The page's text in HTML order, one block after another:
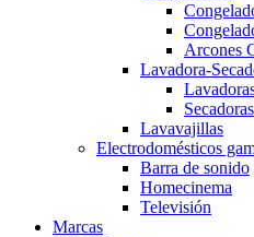
Arcones
Lavadora-
Secadoras
Lavavajillas
Electrodomésticos
Barra de sonido
Homecinema
Televisión
Marcas